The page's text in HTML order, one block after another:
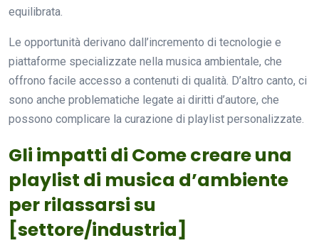
equilibrata.
Le opportunità derivano dall’incremento di tecnologie e
piattaforme specializzate nella musica ambientale, che
offrono facile accesso a contenuti di qualità. D’altro canto, ci
sono anche problematiche legate ai diritti d’autore, che
possono complicare la curazione di playlist personalizzate.
Gli impatti di Come creare una
playlist di musica d’ambiente
per rilassarsi su
[settore/industria]